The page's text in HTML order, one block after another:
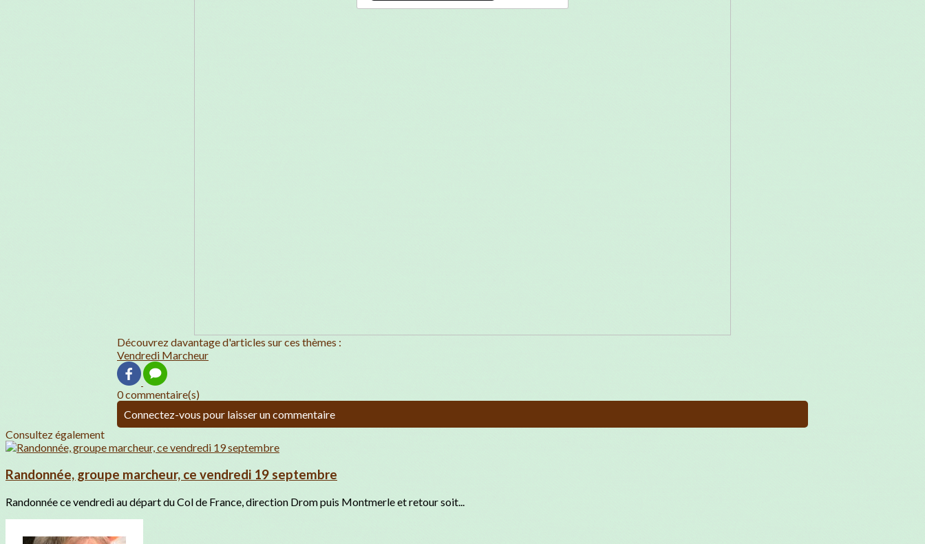
Découvrez davantage d'articles sur ces thèmes :
Vendredi Marcheur
0 commentaire(s)
Connectez-vous pour laisser un commentaire
Consultez également
Randonnée, groupe marcheur, ce vendredi 19 septembre
Randonnée ce vendredi au départ du Col de France, direction Drom puis Montmerle et retour soit...